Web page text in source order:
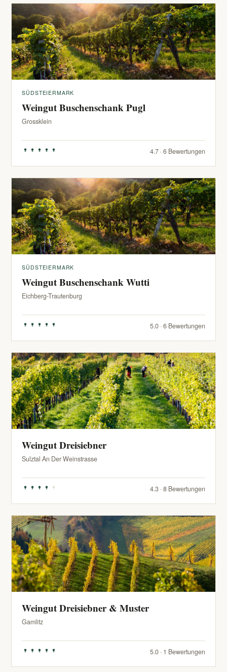
SÜDSTEIERMARK
Weingut Buschenschank Pugl
Grossklein
4.7 · 6 Bewertungen
SÜDSTEIERMARK
Weingut Buschenschank Wutti
Eichberg-Trautenburg
5.0 · 6 Bewertungen
Weingut Dreisiebner
Sulztal An Der Weinstrasse
4.3 · 8 Bewertungen
Weingut Dreisiebner & Muster
Gamlitz
5.0 · 1 Bewertungen